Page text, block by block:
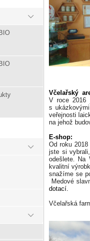
Včelařský
V roce 2016
s
veřejnosti
na jehož
E-shop:
Od roku
jste si
odešlete. Na
kvalitní
snažíme se
Medové
dotací.
Včelařská